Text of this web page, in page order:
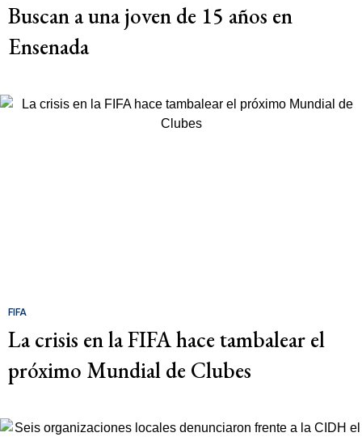
Buscan a una joven de 15 años en
Ensenada
FIFA
La crisis en la FIFA hace tambalear el
próximo Mundial de Clubes